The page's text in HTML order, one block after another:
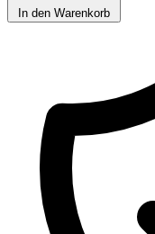
In den Warenkorb